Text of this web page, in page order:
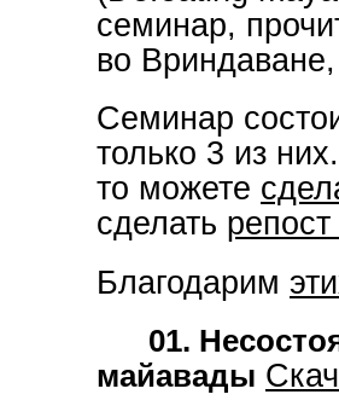
o
o
k
семинар,
во Вриндаване,
Семинар
только 3 из
то можете
сделать
Благодарим
01.
майавады